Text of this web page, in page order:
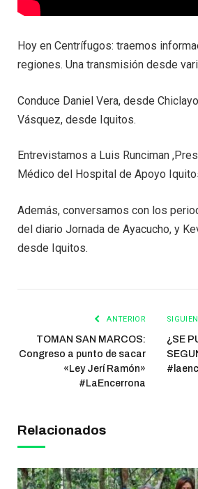
Hoy en Centrífugos: traemos
regiones. Una transmisión desde
Conduce Daniel Vera, desde
Vásquez, desde Iquitos.
Entrevistamos a Luis Runciman
Médico del Hospital de Apoyo
Además, conversamos con los
del diario Jornada de Ayacucho, y
desde Iquitos.
ANTERIOR
TOMAN SAN MARCOS:
Congreso a punto de sacar
«Ley Jerí Ramón»
#LaEncerrona
¿SE
Relacionados